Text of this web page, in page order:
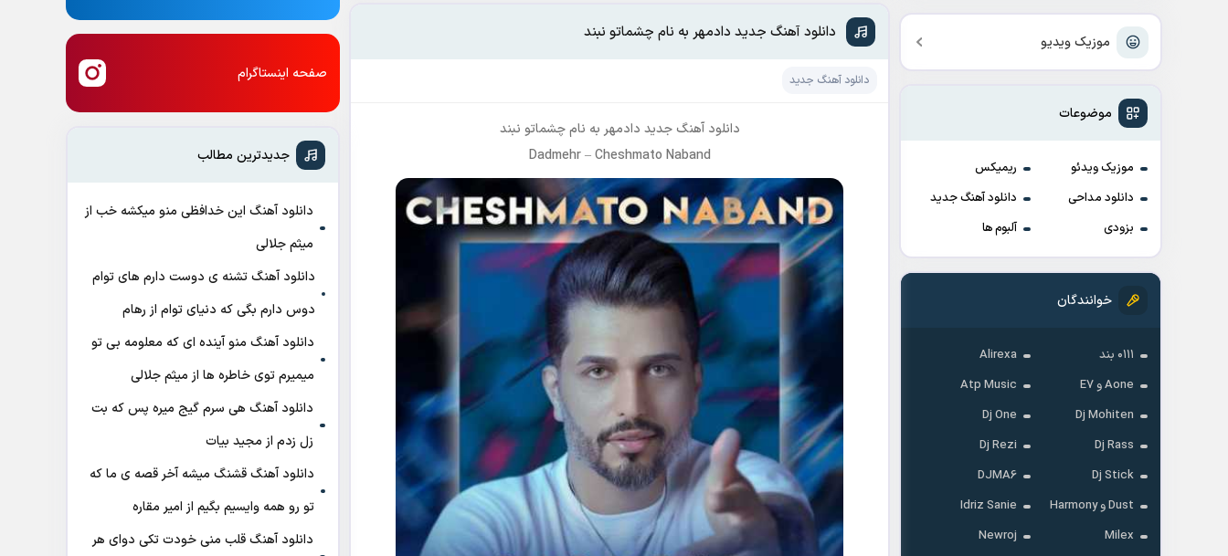
موزیک ویدیو
موضوعات
موزیک ویدئو
ریمیکس
دانلود مداحی
دانلود آهنگ جدید
بزودی
آلبوم ها
خوانندگان
۰۱۱۱ بند
Alirexa
Aone و E7
Atp Music
Dj Mohiten
Dj One
Dj Rass
Dj Rezi
Dj Stick
DJMA6
Dust و Harmony
Idriz Sanie
Milex
Newroj
دانلود آهنگ جدید دادمهر به نام چشماتو نبند
دانلود آهنگ جدید
دانلود آهنگ جدید دادمهر به نامچشماتو نبند
Dadmehr–Cheshmato Naband
صفحه اینستاگرام
جدیدترین مطالب
دانلود آهنگ این خدافظی منو میکشه خب از
میثم جلالی
دانلود آهنگ تشنه ی دوست دارم های توام
دوس دارم بگی که دنیای توام از رهام
دانلود آهنگ منو آینده ای که معلومه بی تو
میمیرم توی خاطره ها از میثم جلالی
دانلود آهنگ هی سرم گیج میره‌ پس که بت
زل زدم از مجید بیات
دانلود آهنگ ﻗﺸﻨﮓ ﻣﻴﺸﻪ آﺧﺮ ﻗﺼﻪ ی ﻣﺎ ﻛﻪ
ﺗﻮ رو ﻫﻤﻪ واﻳﺴﻴﻢ ﺑﮕﻴﻢ از امیر مقاره
دانلود آهنگ قلب منی خودت تکی دوای هر